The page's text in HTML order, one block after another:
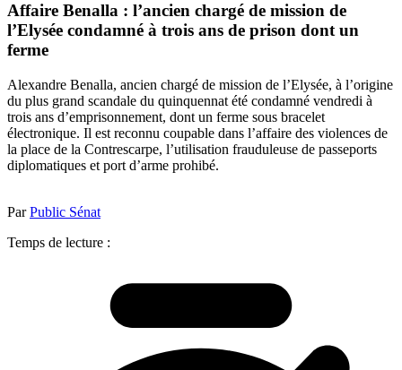
Affaire Benalla : l’ancien chargé de mission de
l’Elysée condamné à trois ans de prison dont un
ferme
Alexandre Benalla, ancien chargé de mission de l’Elysée, à l’origine
du plus grand scandale du quinquennat été condamné vendredi à
trois ans d’emprisonnement, dont un ferme sous bracelet
électronique. Il est reconnu coupable dans l’affaire des violences de
la place de la Contrescarpe, l’utilisation frauduleuse de passeports
diplomatiques et port d’arme prohibé.
ParPublic Sénat
Temps de lecture :